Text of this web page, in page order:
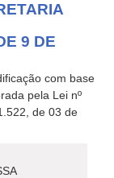
9 DE
com base
pela Lei nº
de 03 de